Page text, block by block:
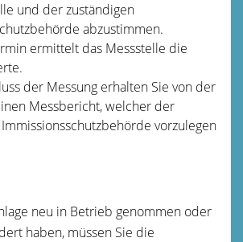
und der zuständigen
abzustimmen.
ermittelt das Messstelle die
der Messung erhalten Sie von der
Messbericht, welcher der
vorzulegen
neu in Betrieb genommen oder
haben, müssen Sie die